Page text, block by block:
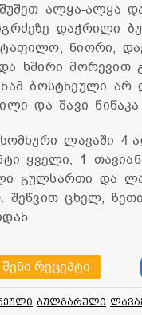
ალყა-ალყა
დაჭრილი
ნიორი,
ხშირი მორევით
ბოსტნეული არ
და შავი
ლავაში 4-
ყველი, 1
გულსართი და
შეწვით ცხელ,
რეცეპტი
ბულგარული